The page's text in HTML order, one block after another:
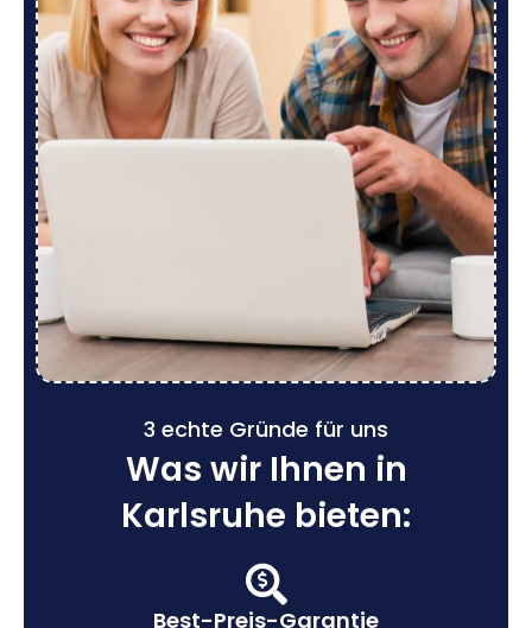
3 echte Gründe für uns
Was wir Ihnen in
Karlsruhe bieten:
Best-Preis-Garantie